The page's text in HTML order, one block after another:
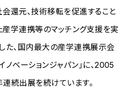
還元、技術移転を促進すること
学連携等のマッチング支援を実
た、国内最大の産学連携展示会
ノベーションジャパン」に、2005
続出展を続けています。